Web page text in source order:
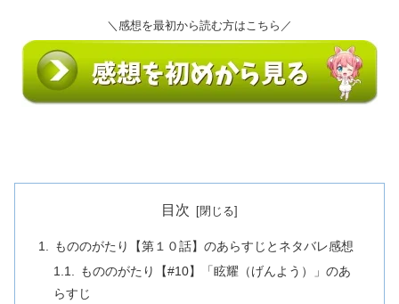
＼感想を最初から読む方はこちら／
目次
もののがたり【第１０話】のあらすじとネタバレ感想
もののがたり【#10】「眩耀（げんよう）」のあ
らすじ